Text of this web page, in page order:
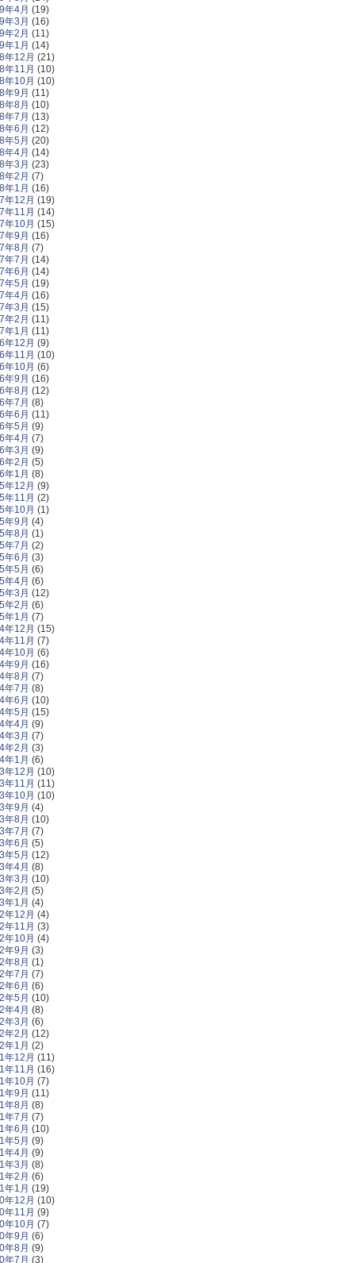
年4月 (19)
年3月 (16)
年2月 (11)
年1月 (14)
年12月 (21)
年11月 (10)
年10月 (10)
年9月 (11)
年8月 (10)
年7月 (13)
年6月 (12)
年5月 (20)
年4月 (14)
年3月 (23)
年2月 (7)
年1月 (16)
年12月 (19)
年11月 (14)
年10月 (15)
年9月 (16)
年8月 (7)
年7月 (14)
年6月 (14)
年5月 (19)
年4月 (16)
年3月 (15)
年2月 (11)
年1月 (11)
年12月 (9)
年11月 (10)
年10月 (6)
年9月 (16)
年8月 (12)
年7月 (8)
年6月 (11)
年5月 (9)
年4月 (7)
年3月 (9)
年2月 (5)
年1月 (8)
年12月 (9)
年11月 (2)
年10月 (1)
年9月 (4)
年8月 (1)
年7月 (2)
年6月 (3)
年5月 (6)
年4月 (6)
年3月 (12)
年2月 (6)
年1月 (7)
年12月 (15)
年11月 (7)
年10月 (6)
年9月 (16)
年8月 (7)
年7月 (8)
年6月 (10)
年5月 (15)
年4月 (9)
年3月 (7)
年2月 (3)
年1月 (6)
年12月 (10)
年11月 (11)
年10月 (10)
年9月 (4)
年8月 (10)
年7月 (7)
年6月 (5)
年5月 (12)
年4月 (8)
年3月 (10)
年2月 (5)
年1月 (4)
年12月 (4)
年11月 (3)
年10月 (4)
年9月 (3)
年8月 (1)
年7月 (7)
年6月 (6)
年5月 (10)
年4月 (8)
年3月 (6)
年2月 (12)
年1月 (2)
年12月 (11)
年11月 (16)
年10月 (7)
年9月 (11)
年8月 (8)
年7月 (7)
年6月 (10)
年5月 (9)
年4月 (9)
年3月 (8)
年2月 (6)
年1月 (19)
年12月 (10)
年11月 (9)
年10月 (7)
年9月 (6)
年8月 (9)
年7月 (3)